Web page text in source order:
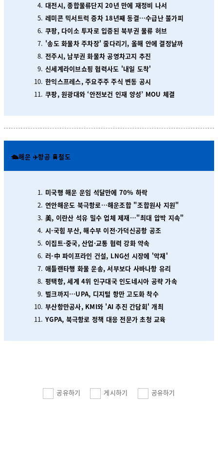
대전시, 종합물류단지 20년 만에 재정비 나서
레미콘 믹서트럭 증차 18년째 동결…수급난 불가피
쿠팡, 다이소 투자로 입증된 북부권 물류 허브
'송도 화물차 주차장' 줄다리기, 올해 안에 결정날까
전주시, 남부권 화물차 공영차고지 추진
신세계라이브쇼핑 협력사도 '내일 도착'
한익스프레스, 주요주주 주식 변동 공시
쿠팡, 원광대와 ‘안전보건 인재 양성’ MOU 체결
🛳️해운 ✈️항공 🚆철도
미국행 해운 운임 석달만에 70% 하락
연안해운도 북극항로…해운조합 "조합원사 지원"
美, 이란산 석유 밀수 업체 제재…"최대 압박 지속"
시·국힘 부산, 해수부 이전·가덕신공항 공조
이집트-중국, 산업·교통 협력 강화 약속
러-中 파이프라인 건설, LNG선 시장에 '악재'
애틀랜타행 화물 운송, 서부보다 사바나항 유리
평택항, 세계 4위 인구대국 인도네시아 공략 가속
벌크까지…UPA, 디지털 항만 고도화 착수
부산항만공사, KMI와 'AI 추진 간담회' 개최
YGPA, 북극항로 정책 대응 전문가 초청 교육
공유하기 게시하기 공유하기